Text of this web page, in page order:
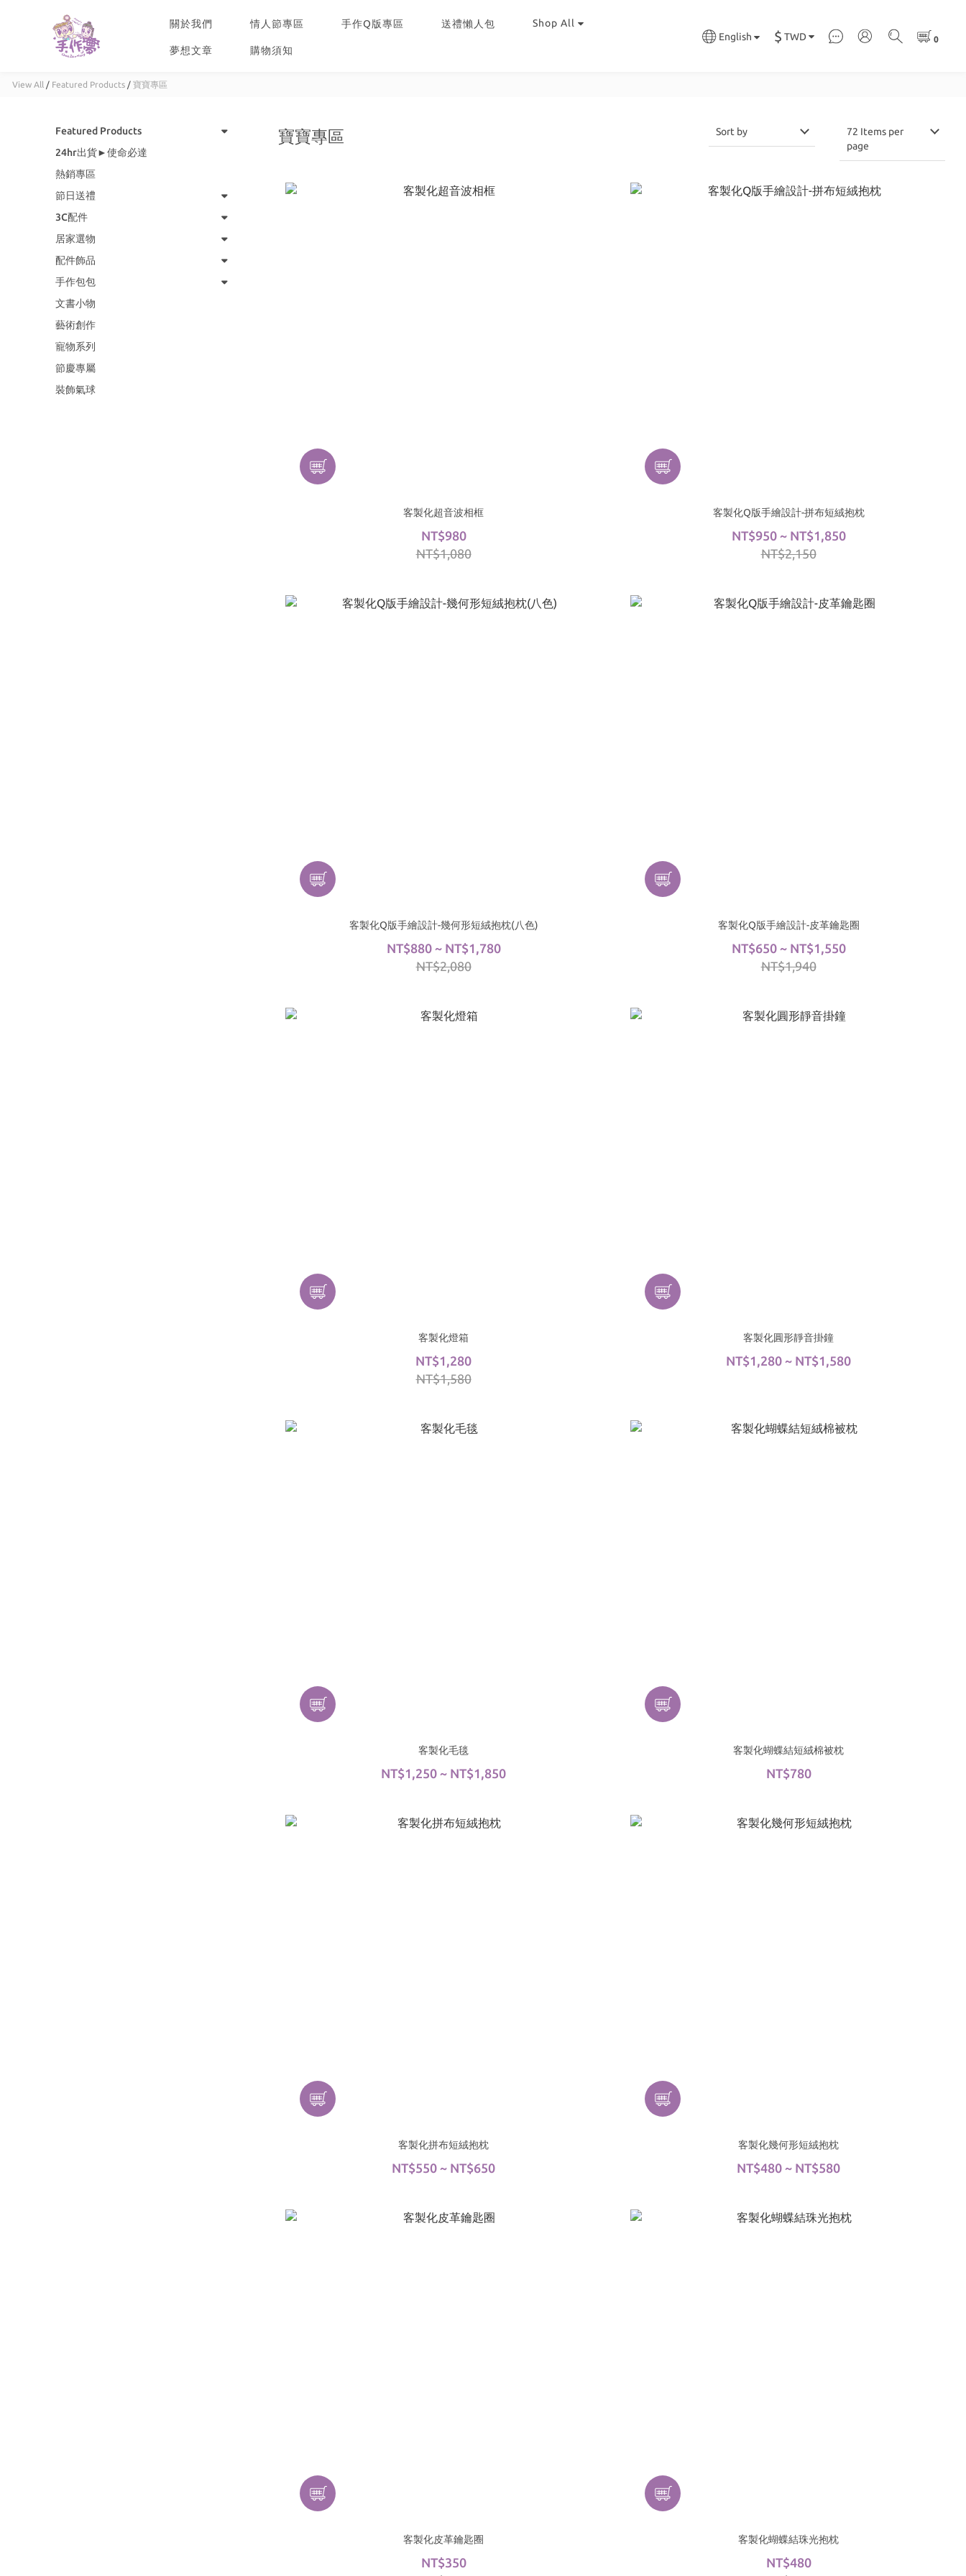
關於我們 情人節專區 手作Q版專區 送禮懶人包 Shop All
夢想文章 購物須知
English $ TWD
View All / Featured Products / 寶寶專區
Featured Products
24hr出貨►使命必達
熱銷專區
節日送禮
3C配件
居家選物
配件飾品
手作包包
文書小物
藝術創作
寵物系列
節慶專屬
裝飾氣球
寶寶專區 Sort by
72 Items per
page
客製化超音波相框
NT$980
NT$1,080
客製化Q版手繪設計-拼布短絨抱枕
NT$950 ~ NT$1,850
NT$2,150
客製化Q版手繪設計-幾何形短絨抱枕(八色)
NT$880 ~ NT$1,780
NT$2,080
客製化Q版手繪設計-皮革鑰匙圈
NT$650 ~ NT$1,550
NT$1,940
客製化燈箱
NT$1,280
NT$1,580
客製化圓形靜音掛鐘
NT$1,280 ~ NT$1,580
客製化毛毯
NT$1,250 ~ NT$1,850
客製化蝴蝶結短絨棉被枕
NT$780
客製化拼布短絨抱枕
NT$550 ~ NT$650
客製化幾何形短絨抱枕
NT$480 ~ NT$580
客製化皮革鑰匙圈
NT$350
客製化蝴蝶結珠光抱枕
NT$480